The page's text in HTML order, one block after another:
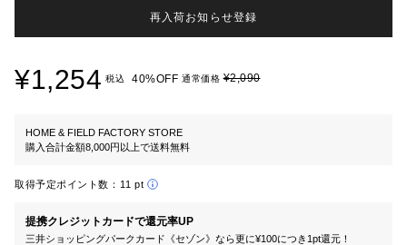
再入荷お知らせ登録
¥1,254 税込 40%OFF 通常価格¥2,090
HOME & FIELD FACTORY STORE
購入合計金額8,000円以上で送料無料
取得予定ポイント数： 11 pt
提携クレジットカードで還元率UP
三井ショッピングパークカード《セゾン》なら更に¥100につき1pt還元！